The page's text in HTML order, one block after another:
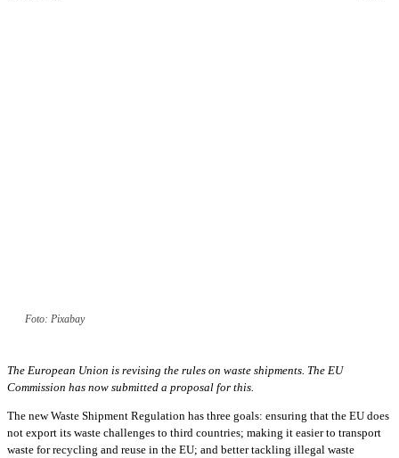
Foto: Pixabay
The European Union is revising the rules on waste shipments. The EU
Commission has now submitted a proposal for this.
The new Waste Shipment Regulation has three goals: ensuring that the EU does
not export its waste challenges to third countries; making it easier to transport
waste for recycling and reuse in the EU; and better tackling illegal waste